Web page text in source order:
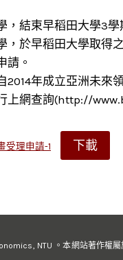
，結束早稻田大學3
，於早稻田大學取得
請。
2014年成立亞洲未來
上網查詢(http://
受理申請-1 下載
NTU 。本網站著作權